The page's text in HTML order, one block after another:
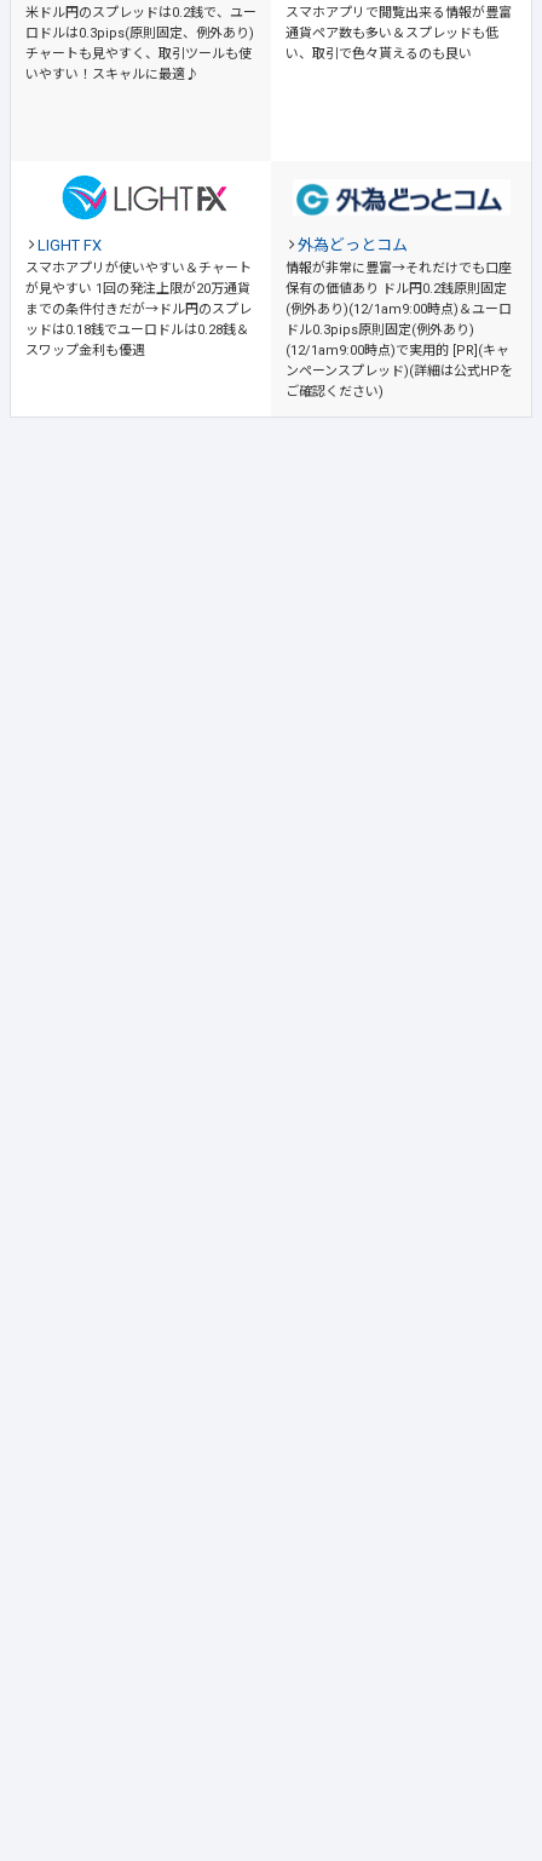
米ドル円のスプレッドは0.2銭で、ユー
ロドルは0.3pips(原則固定、例外あり)
チャートも見やすく、取引ツールも使
いやすい！スキャルに最適♪
スマホアプリで閲覧出来る情報が豊富
通貨ペア数も多い＆スプレッドも低
い、取引で色々貰えるのも良い
LIGHT FX
スマホアプリが使いやすい＆チャート
が見やすい 1回の発注上限が20万通貨
までの条件付きだが→ドル円のスプレ
ッドは0.18銭でユーロドルは0.28銭＆
スワップ金利も優遇
外為どっとコム
情報が非常に豊富→それだけでも口座
保有の価値あり
ドル円0.2銭原則固定
(例外あり)(12/1am9:00時点)＆ユーロ
ドル0.3pips原則固定(例外あり)
(12/1am9:00時点)で実用的 [PR](キャ
ンペーンスプレッド)(詳細は公式HPを
ご確認ください)